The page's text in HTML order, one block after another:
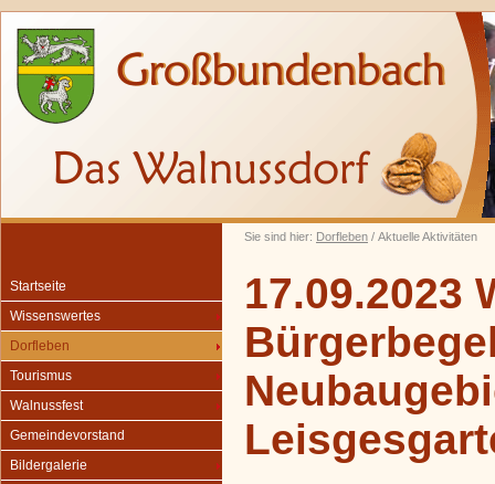
Sie sind hier: Dorfleben / Aktuelle Aktivitäten
Startseite
Wissenswertes
Dorfleben
Tourismus
Walnussfest
Gemeindevorstand
Bildergalerie
17.09.2023